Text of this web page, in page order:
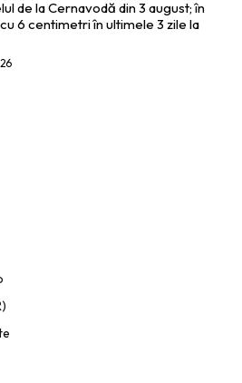
de la Cernavodă din 3 august; în
6 centimetri în ultimele 3 zile la